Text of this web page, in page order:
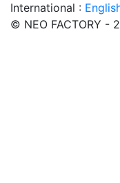
International :
© NEO FACTORY -